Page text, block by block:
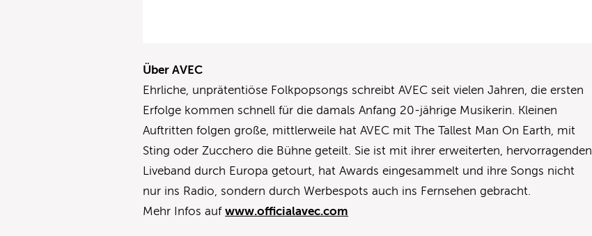
Über AVEC
Ehrliche, unprätentiöse Folkpopsongs schreibt AVEC seit vielen Jahren, die ersten
Erfolge kommen schnell für die damals Anfang 20-jährige Musikerin. Kleinen
Auftritten folgen große, mittlerweile hat AVEC mit The Tallest Man On Earth, mit
Sting oder Zucchero die Bühne geteilt. Sie ist mit ihrer erweiterten, hervorragenden
Liveband durch Europa getourt, hat Awards eingesammelt und ihre Songs nicht
nur ins Radio, sondern durch Werbespots auch ins Fernsehen gebracht.
Mehr Infos aufwww.officialavec.com